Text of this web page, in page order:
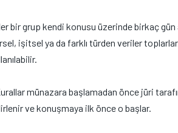
bir grup kendi konusu üzerinde birkaç
işitsel ya da farklı türden veriler
münazara başlamadan önce jüri
ve konuşmaya ilk önce o başlar.